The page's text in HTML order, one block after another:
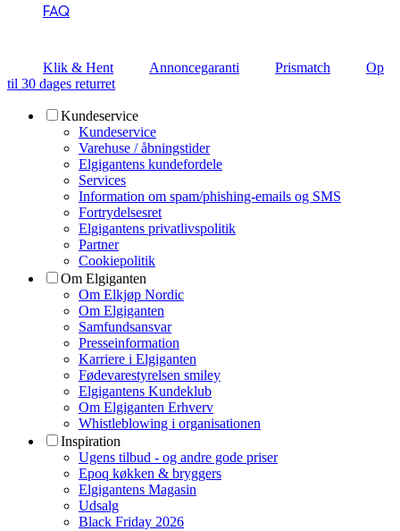
FAQ
Klik & Hent Annoncegaranti Prismatch
Op
til 30 dages returret
Kundeservice
Kundeservice
Varehuse / åbningstider
Elgigantens kundefordele
Services
Information om spam/phishing-emails og SMS
Fortrydelsesret
Elgigantens privatlivspolitik
Partner
Cookiepolitik
Om Elgiganten
Om Elkjøp Nordic
Om Elgiganten
Samfundsansvar
Presseinformation
Karriere i Elgiganten
Fødevarestyrelsen smiley
Elgigantens Kundeklub
Om Elgiganten Erhverv
Whistleblowing i organisationen
Inspiration
Ugens tilbud - og andre gode priser
Epoq køkken & bryggers
Elgigantens Magasin
Udsalg
Black Friday 2026